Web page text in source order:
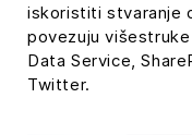
iskoristiti stvaranje
povezuju
Data Service,
Twitter.